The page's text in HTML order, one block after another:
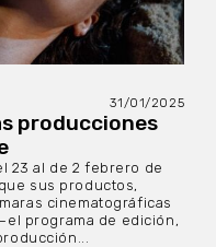
31/01/2025
producciones
23 al de 2 febrero de
sus productos,
cinematográficas
programa de edición,